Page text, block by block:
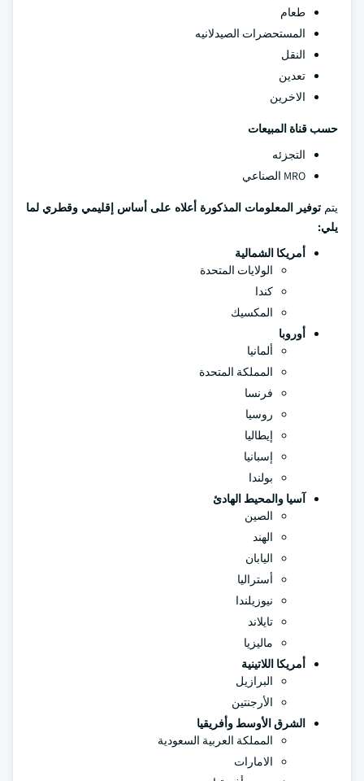
طعام
المستحضرات الصيدلانيه
النقل
تعدين
الاخرين
حسب قناة المبيعات
التجزئه
MRO الصناعي
يتمتوفير المعلومات المذكورة أعلاه على أساس إقليمي وقطري لما
يلي:
أمريكا الشمالية
الولايات المتحدة
كندا
المكسيك
أوروبا
ألمانيا
المملكة المتحدة
فرنسا
روسيا
إيطاليا
إسبانيا
بولندا
آسيا والمحيط الهادئ
الصين
الهند
اليابان
أستراليا
نيوزيلندا
تايلاند
ماليزيا
أمريكا اللاتينية
البرازيل
الأرجنتين
الشرق الأوسط وأفريقيا
المملكة العربية السعودية
الامارات